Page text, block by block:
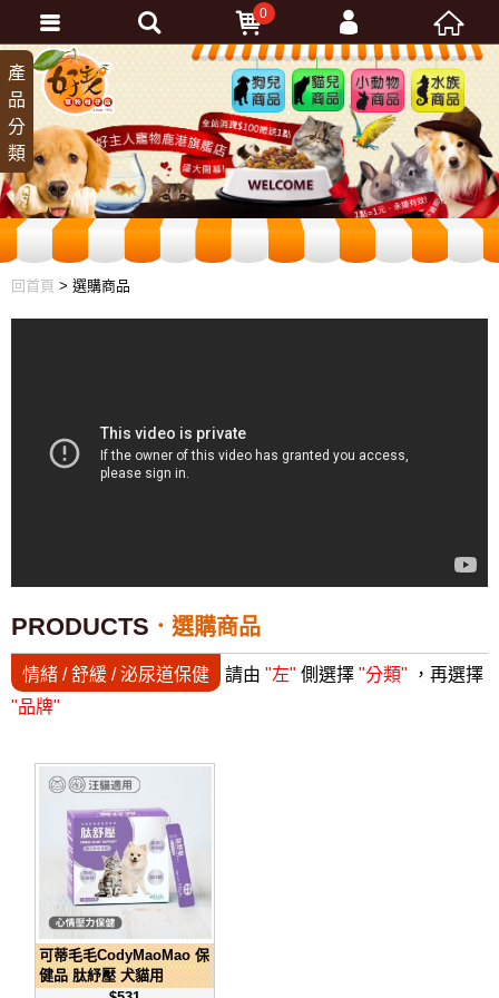
狗兒
商品
貓兒
商品
小動
物商
品
水族
商品
回首頁 > 選購商品
產
品
分
類
PRODUCTS 選購商品
情緒 / 舒緩 / 泌尿道保健 請由 "左" 側選擇 "分類" ，再選擇
"品牌"
可蒂毛毛CodyMaoMao 保
健品 肽紓壓 犬貓用
0
會員登入
忘記密碼
加入會員
訂單查詢